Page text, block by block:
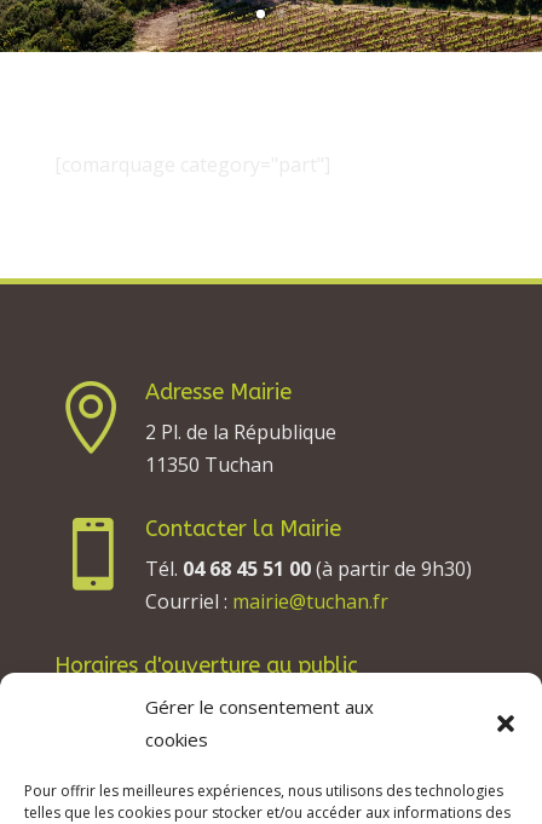
Gérer le consentement aux
cookies
Pour offrir les meilleures expériences, nous utilisons des technologies
telles que les cookies pour stocker et/ou accéder aux informations des

Adresse Mairie
2 Pl. de la République
11350 Tuchan

Contacter la Mairie
Tél. 04 68 45 51 00(à partir de 9h30)
Courriel : mairie@tuchan.fr
Horaires d'ouverture au public
Les lundis, mardis et jeudis : de 8h à 12h et de
13h30 à 17h30.
Les vendredis : de 8h à 12h.